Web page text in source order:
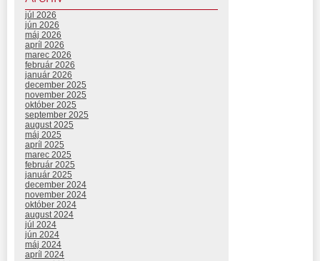
júl 2026
jún 2026
máj 2026
apríl 2026
marec 2026
február 2026
január 2026
december 2025
november 2025
október 2025
september 2025
august 2025
máj 2025
apríl 2025
marec 2025
február 2025
január 2025
december 2024
november 2024
október 2024
august 2024
júl 2024
jún 2024
máj 2024
apríl 2024